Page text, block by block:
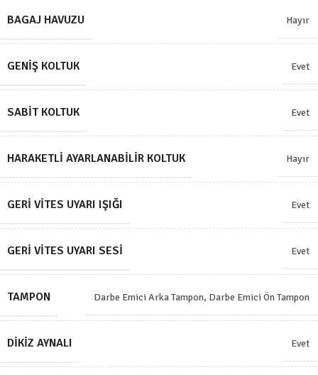
BAGAJ HAVUZU Hayır
GENIŞ KOLTUK Evet
SABIT KOLTUK Evet
HARAKETLI AYARLANABILIR KOLTUK Hayır
GERI VITES UYARI IŞIĞI Evet
GERI VITES UYARI SESI Evet
TAMPON Darbe Emici Arka Tampon, Darbe Emici Ön Tampon
DIKIZ AYNALI Evet